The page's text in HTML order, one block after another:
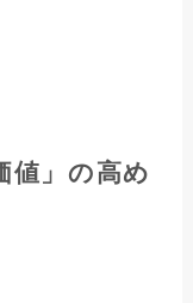
値」の高め